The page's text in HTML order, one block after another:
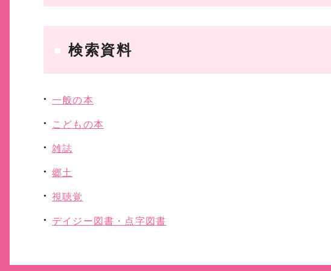
検索資料
一般の本
こどもの本
雑誌
郷土
視聴覚
デイジー図書・点字図書